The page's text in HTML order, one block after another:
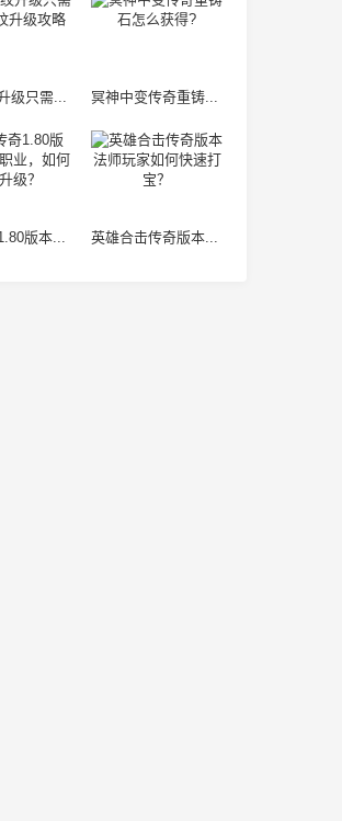
级只需... 冥神中变传奇重铸...
版本... 英雄合击传奇版本...